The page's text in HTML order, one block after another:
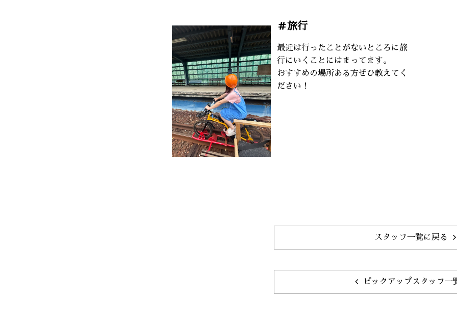
＃旅行
最近は行ったことがないところに旅
行にいくことにはまってます。
おすすめの場所ある方ぜひ教えてく
ださい！
スタッフ一覧に戻る
ピックアップスタッフ一